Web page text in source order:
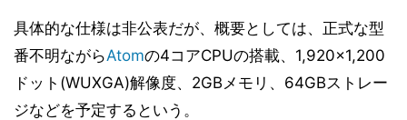
具体的な仕様は非公表だが、概要としては、正式な型
番不明ながらAtomの4コアCPUの搭載、1,920×1,200
ドット(WUXGA)解像度、2GBメモリ、64GBストレー
ジなどを予定するという。